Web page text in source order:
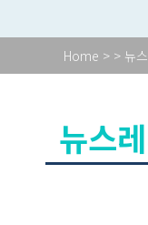
Home > > 뉴
뉴스